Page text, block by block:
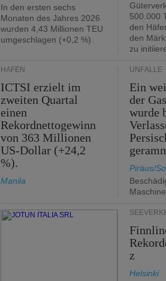
In den ersten sechs
Monaten des Jahres 2026
wurden 4,43 Millionen TEU
umgeschlagen (+0,2 %).
500.000
den
den
zu
HÄFEN
ICTSI erzielt im
zweiten Quartal
einen
Rekordnettogewinn
von 363 Millionen
US-Dollar (+24,2
%).
Manila
UNFÄLLE
Ein
der
wurde
Piräus/
z
Helsinki